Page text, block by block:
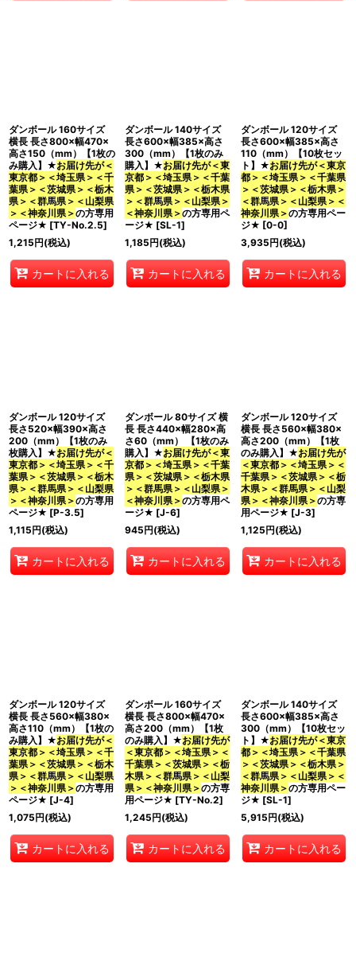
ダンボール 160サイズ
横長 長さ800×幅470×
高さ150（mm）【1枚の
み購入】★お届け先が＜
東京都＞＜埼玉県＞＜千
葉県＞＜茨城県＞＜栃木
県＞＜群馬県＞＜山梨県
＞＜神奈川県＞の方専用
ページ★ [TY-No.2.5]
1,215円(税込)
カートに入れる
ダンボール 140サイズ
長さ600×幅385×高さ
300（mm）【1枚のみ
購入】★お届け先が＜東
京都＞＜埼玉県＞＜千葉
県＞＜茨城県＞＜栃木県
＞＜群馬県＞＜山梨県＞
＜神奈川県＞の方専用ペ
ージ★ [SL-1]
1,185円(税込)
カートに入れる
ダンボール 120サイズ
長さ600×幅385×高さ
110（mm）【10枚セッ
ト】★お届け先が＜東京
都＞＜埼玉県＞＜千葉県
＞＜茨城県＞＜栃木県＞
＜群馬県＞＜山梨県＞＜
神奈川県＞の方専用ペー
ジ★ [0-0]
3,935円(税込)
カートに入れる
ダンボール 120サイズ
長さ520×幅390×高さ
200（mm）【1枚のみ
枚購入】★お届け先が＜
東京都＞＜埼玉県＞＜千
葉県＞＜茨城県＞＜栃木
県＞＜群馬県＞＜山梨県
＞＜神奈川県＞の方専用
ページ★ [P-3.5]
1,115円(税込)
カートに入れる
ダンボール 80サイズ 横
長 長さ440×幅280×高
さ60（mm） 【1枚のみ
購入】★お届け先が＜東
京都＞＜埼玉県＞＜千葉
県＞＜茨城県＞＜栃木県
＞＜群馬県＞＜山梨県＞
＜神奈川県＞の方専用ペ
ージ★ [J-6]
945円(税込)
カートに入れる
ダンボール 120サイズ
横長 長さ560×幅380×
高さ200（mm）【1枚
のみ購入】★お届け先が
＜東京都＞＜埼玉県＞＜
千葉県＞＜茨城県＞＜栃
木県＞＜群馬県＞＜山梨
県＞＜神奈川県＞の方専
用ページ★ [J-3]
1,125円(税込)
カートに入れる
ダンボール 120サイズ
横長 長さ560×幅380×
高さ110（mm）【1枚の
み購入】★お届け先が＜
東京都＞＜埼玉県＞＜千
葉県＞＜茨城県＞＜栃木
県＞＜群馬県＞＜山梨県
＞＜神奈川県＞の方専用
ページ★ [J-4]
1,075円(税込)
カートに入れる
ダンボール 160サイズ
横長 長さ800×幅470×
高さ200（mm）【1枚
のみ購入】★お届け先が
＜東京都＞＜埼玉県＞＜
千葉県＞＜茨城県＞＜栃
木県＞＜群馬県＞＜山梨
県＞＜神奈川県＞の方専
用ページ★ [TY-No.2]
1,245円(税込)
カートに入れる
ダンボール 140サイズ
長さ600×幅385×高さ
300（mm）【10枚セッ
ト】★お届け先が＜東京
都＞＜埼玉県＞＜千葉県
＞＜茨城県＞＜栃木県＞
＜群馬県＞＜山梨県＞＜
神奈川県＞の方専用ペー
ジ★ [SL-1]
5,915円(税込)
カートに入れる